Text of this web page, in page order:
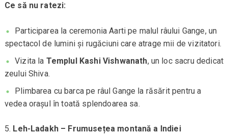
Ce să nu ratezi:
Participarea la ceremonia Aarti pe malul râului Gange, un
spectacol de lumini și rugăciuni care atrage mii de vizitatori.
Vizita la Templul Kashi Vishwanath, un loc sacru dedicat
zeului Shiva.
Plimbarea cu barca pe râul Gange la răsărit pentru a
vedea orașul în toată splendoarea sa.
Leh-Ladakh – Frumusețea montană a Indiei